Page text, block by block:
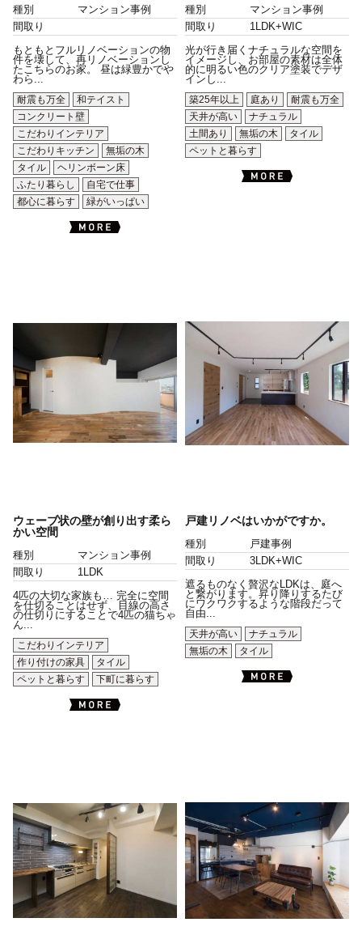
種別
マンション事例
間取り
もともとフルリノベーションの物
件を壊して、再リノベーションし
たこちらのお家。 昼は緑豊かでや
わら...
耐震も万全
和テイスト
コンクリート壁
こだわりインテリア
こだわりキッチン
無垢の木
タイル
ヘリンボーン床
ふたり暮らし
自宅で仕事
都心に暮らす
緑がいっぱい
種別
マンション事例
間取り
1LDK+WIC
光が行き届くナチュラルな空間を
イメージし、お部屋の素材は全体
的に明るい色のクリア塗装でデザ
インし...
築25年以上
庭あり
耐震も万全
天井が高い
ナチュラル
土間あり
無垢の木
タイル
ペットと暮らす
ウェーブ状の壁が創り出す柔ら
かい空間
種別
マンション事例
間取り
1LDK
4匹の大切な家族も… 完全に空間
を仕切ることはせず、目線の高さ
の仕切りにすることで4匹の猫ちゃ
ん...
こだわりインテリア
作り付けの家具
タイル
ペットと暮らす
下町に暮らす
戸建リノベはいかがですか。
種別
戸建事例
間取り
3LDK+WIC
遮るものなく贅沢なLDKは、庭へ
と繋がります。昇り降りするたび
にワクワクするような階段だって
自由...
天井が高い
ナチュラル
無垢の木
タイル